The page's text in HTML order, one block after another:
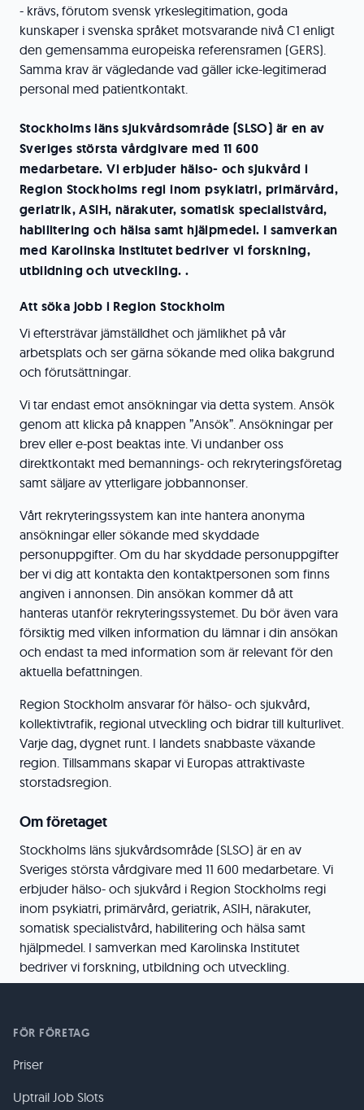
- krävs, förutom svensk yrkeslegitimation, goda
kunskaper i svenska språket motsvarande nivå C1 enligt
den gemensamma europeiska referensramen (GERS).
Samma krav är vägledande vad gäller icke-legitimerad
personal med patientkontakt.
Stockholms läns sjukvårdsområde (SLSO) är en av
Sveriges största vårdgivare med 11 600
medarbetare. Vi erbjuder hälso- och sjukvård i
Region Stockholms regi inom psykiatri, primärvård,
geriatrik, ASIH, närakuter, somatisk specialistvård,
habilitering och hälsa samt hjälpmedel. I samverkan
med Karolinska Institutet bedriver vi forskning,
utbildning och utveckling. .
Att söka jobb i Region Stockholm
Vi eftersträvar jämställdhet och jämlikhet på vår
arbetsplats och ser gärna sökande med olika bakgrund
och förutsättningar.
Vi tar endast emot ansökningar via detta system. Ansök
genom att klicka på knappen ”Ansök”. Ansökningar per
brev eller e-post beaktas inte. Vi undanber oss
direktkontakt med bemannings- och rekryteringsföretag
samt säljare av ytterligare jobbannonser.
Vårt rekryteringssystem kan inte hantera anonyma
ansökningar eller sökande med skyddade
personuppgifter. Om du har skyddade personuppgifter
ber vi dig att kontakta den kontaktpersonen som finns
angiven i annonsen. Din ansökan kommer då att
hanteras utanför rekryteringssystemet. Du bör även vara
försiktig med vilken information du lämnar i din ansökan
och endast ta med information som är relevant för den
aktuella befattningen.
Region Stockholm ansvarar för hälso- och sjukvård,
kollektivtrafik, regional utveckling och bidrar till kulturlivet.
Varje dag, dygnet runt. I landets snabbaste växande
region. Tillsammans skapar vi Europas attraktivaste
storstadsregion.
Om företaget
Stockholms läns sjukvårdsområde (SLSO) är en av
Sveriges största vårdgivare med 11 600 medarbetare. Vi
erbjuder hälso- och sjukvård i Region Stockholms regi
inom psykiatri, primärvård, geriatrik, ASIH, närakuter,
somatisk specialistvård, habilitering och hälsa samt
hjälpmedel. I samverkan med Karolinska Institutet
bedriver vi forskning, utbildning och utveckling.
FÖR FÖRETAG
Priser
Uptrail Job Slots